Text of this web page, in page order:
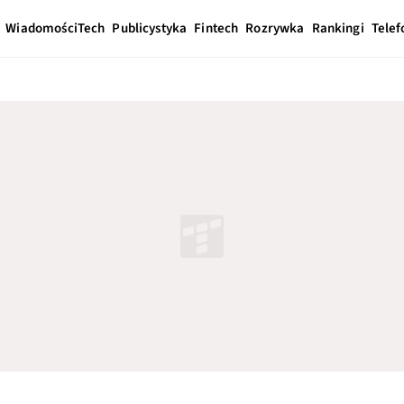
WiadomościTech Publicystyka Fintech Rozrywka Rankingi